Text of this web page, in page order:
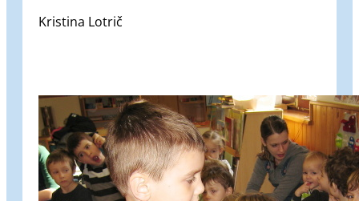
Kristina Lotrič